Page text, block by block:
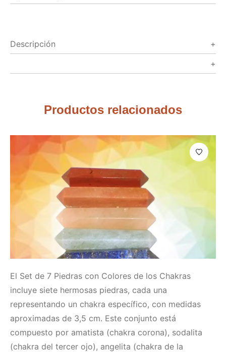
Descripción
Productos relacionados
El Set de 7 Piedras con Colores de los Chakras
incluye siete hermosas piedras, cada una
representando un chakra específico, con medidas
aproximadas de 3,5 cm. Este conjunto está
compuesto por amatista (chakra corona), sodalita
(chakra del tercer ojo), angelita (chakra de la